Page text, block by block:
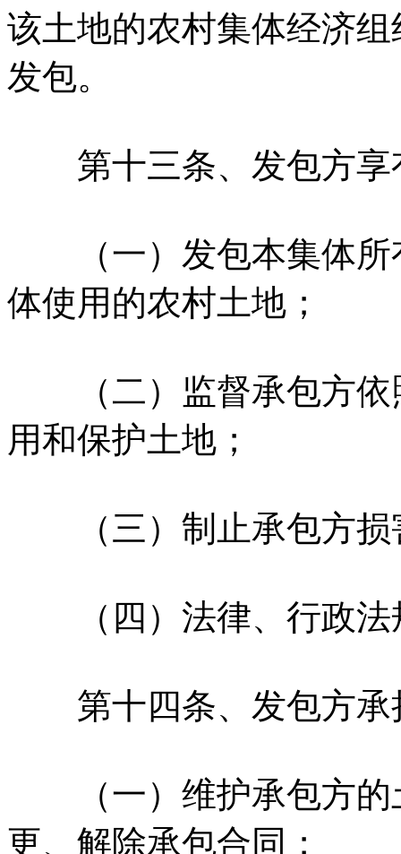
该土地的农村集体经济
发包。
第十三条、发包方享
（一）发包本集体所
体使用的农村土地；
（二）监督承包方依
用和保护土地；
（三）制止承包方损
（四）法律、行政法
第十四条、发包方承
（一）维护承包方的
更、解除承包合同；